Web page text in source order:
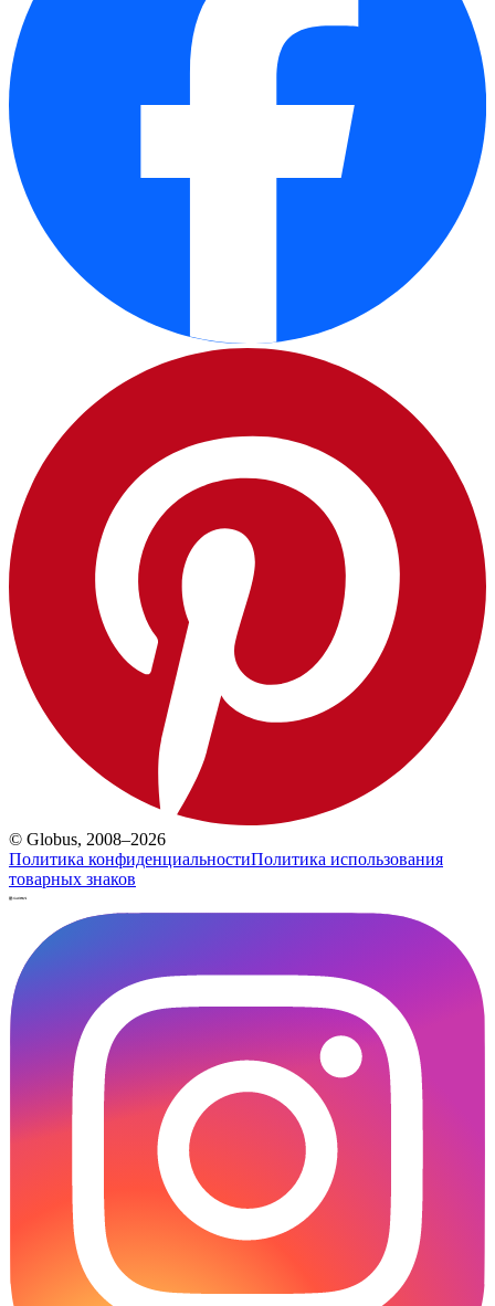
© Globus, 2008–2026
Политика конфиденциальностиПолитика использования
товарных знаков